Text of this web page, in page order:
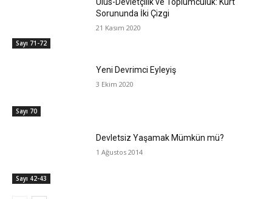
Sayı 71-72
Ulus-Devletçilik ve Toplumculuk: Kürt
Sorununda İki Çizgi
21 Kasım 2020
Sayı 70
Yeni Devrimci Eyleyiş
3 Ekim 2020
Sayı 42-43
Devletsiz Yaşamak Mümkün mü?
1 Ağustos 2014